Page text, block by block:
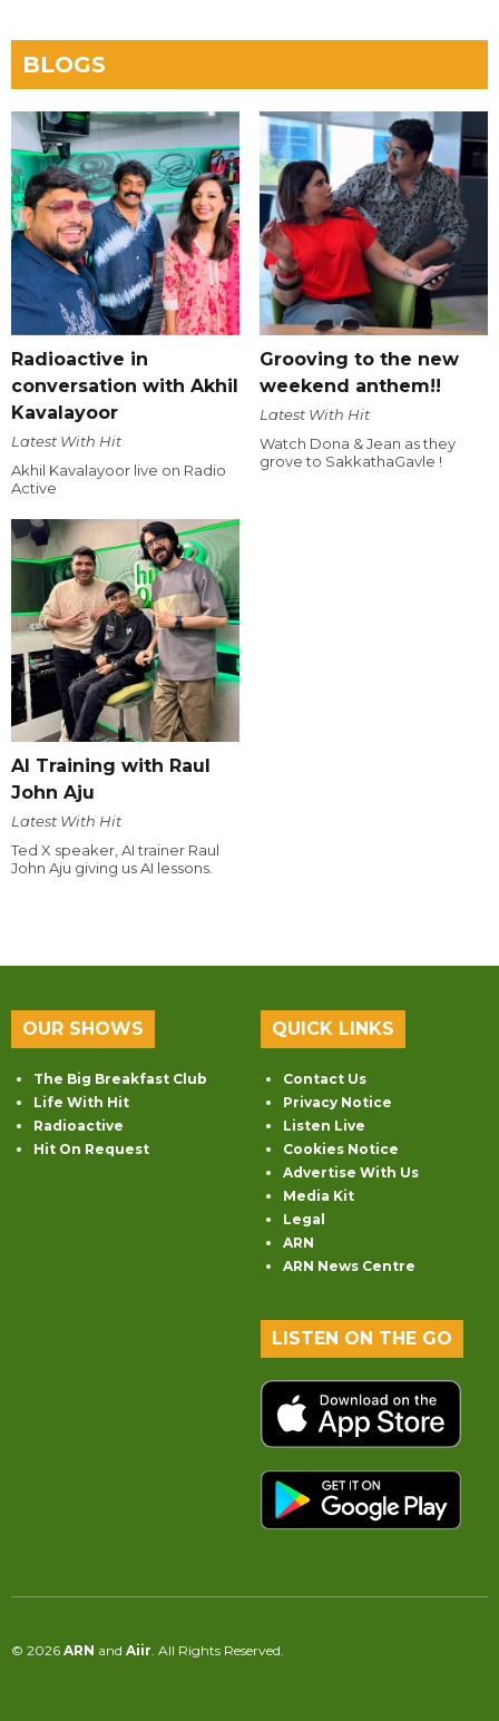
BLOGS
Radioactive in
conversation with Akhil
Kavalayoor
Latest With Hit
Akhil Kavalayoor live on Radio
Active
Grooving to the new
weekend anthem!!
Latest With Hit
Watch Dona & Jean as they
grove to SakkathaGavle !
AI Training with Raul
John Aju
Latest With Hit
Ted X speaker, AI trainer Raul
John Aju giving us AI lessons.
OUR SHOWS
The Big Breakfast Club
Life With Hit
Radioactive
Hit On Request
QUICK LINKS
Contact Us
Privacy Notice
Listen Live
Cookies Notice
Advertise With Us
Media Kit
Legal
ARN
ARN News Centre
LISTEN ON THE GO
© 2026 ARN and Aiir. All Rights Reserved.